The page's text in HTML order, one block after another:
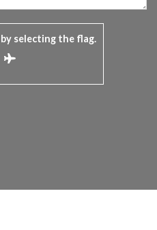
selecting the flag.